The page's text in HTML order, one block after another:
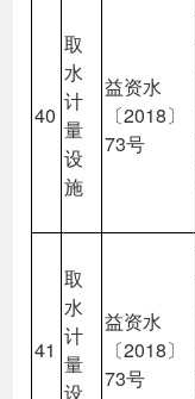
40
取
水
计
量
设
施
益资水
〔2018〕
73号
41
取
水
计
量
设
益资水
〔2018〕
73号